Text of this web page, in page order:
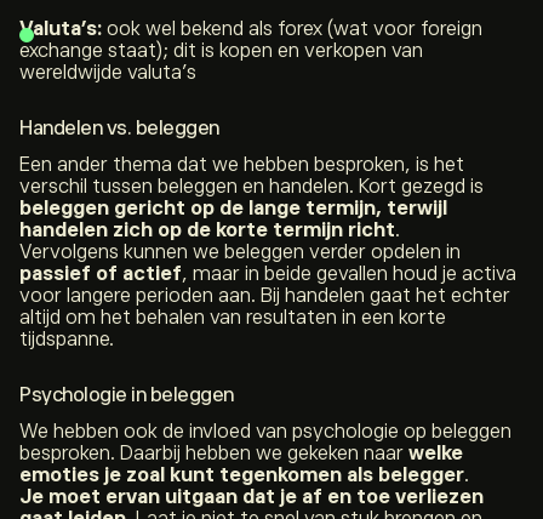
Valuta’s: ook wel bekend als forex (wat voor foreign
exchange staat); dit is kopen en verkopen van
wereldwijde valuta’s
Handelen vs. beleggen
Een ander thema dat we hebben besproken, is het
verschil tussen beleggen en handelen. Kort gezegd is
beleggen gericht op de lange termijn, terwijl
handelen zich op de korte termijn richt.
Vervolgens kunnen we beleggen verder opdelen in
passief of actief, maar in beide gevallen houd je activa
voor langere perioden aan. Bij handelen gaat het echter
altijd om het behalen van resultaten in een korte
tijdspanne.
Psychologie in beleggen
We hebben ook de invloed van psychologie op beleggen
besproken. Daarbij hebben we gekeken naar welke
emoties je zoal kunt tegenkomen als belegger.
Je moet ervan uitgaan dat je af en toe verliezen